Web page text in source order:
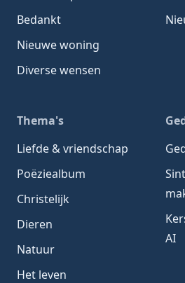
Bedankt
Nieuwe woning
Diverse wensen
Thema's
Liefde & vriendschap
Poëziealbum
Christelijk
Dieren
Natuur
Het leven
AI